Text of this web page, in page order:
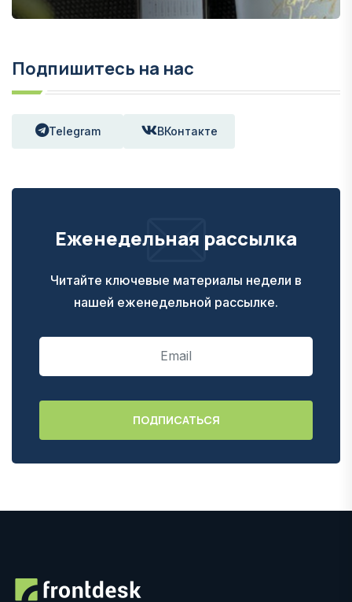
Подпишитесь на нас
Telegram ВКонтакте
Еженедельная рассылка
Читайте ключевые материалы недели в
нашей еженедельной рассылке.